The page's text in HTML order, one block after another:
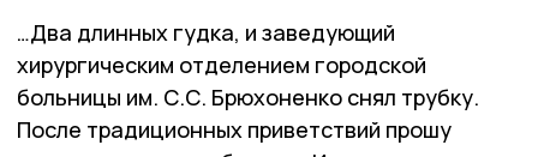
…Два длинных гудка, и заведующий
хирургическим отделением городской
больницы им. С.С. Брюхоненко снял трубку.
После традиционных приветствий прошу